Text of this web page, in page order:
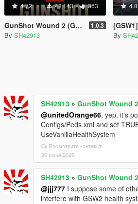
4.72 48 143 363
GunShot Wound 2 (GSW2) 1.0.3
By SH42913
[GSW1]
By
SH42913 » GunShot Wound
@unitedOrange66, yep, it's
Configs/Peds.xml and set
UseVanillaHealthSystem
Посмотрите контекст
30 июня 2026
SH42913 » GunShot Wound
@jjj777 I suppose some of
interfere with GSW2 health